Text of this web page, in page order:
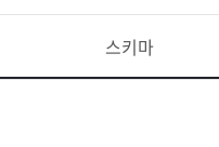
스키마